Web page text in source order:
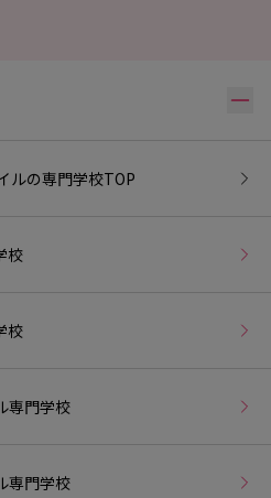
リ
ルの専門学校TOP
校
校
専門学校
専門学校